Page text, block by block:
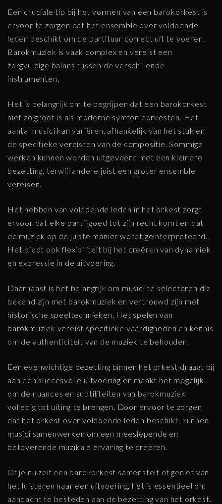
Een cruciale tip bij het vormen van een barokorkest is
ervoor te zorgen dat het ensemble over voldoende
leden beschikt om de partituur correct uit te voeren.
Barokmuziek is vaak complex en vereist een
zorgvuldige balans tussen de verschillende
instrumenten.
Het is belangrijk om te begrijpen dat een barokorkest
niet zo groot is als moderne symfonieorkesten. Het
aantal musici kan variëren, afhankelijk van het stuk en
de specifieke vereisten van de compositie. Sommige
werken kunnen worden uitgevoerd met een kleinere
bezetting, terwijl andere juist een groter ensemble
vereisen.
Het hebben van voldoende leden in het orkest zorgt
ervoor dat elke partij goed tot zijn recht komt en dat
de muziek op de juiste manier wordt geïnterpreteerd.
Het biedt ook flexibiliteit bij het creëren van dynamiek
en expressie in de uitvoering.
Daarnaast is het belangrijk om musici te selecteren die
bekend zijn met barokmuziek en vertrouwd zijn met
historische speeltechnieken. Het spelen van
barokmuziek vereist specifieke vaardigheden en kennis
om de authenticiteit van de muziek te behouden.
Een evenwichtige bezetting binnen het orkest draagt bij
aan een succesvolle uitvoering en maakt het mogelijk
om de nuances en subtiliteiten van barokmuziek
volledig tot uiting te brengen. Door ervoor te zorgen
dat het orkest over voldoende leden beschikt, kunnen
musici samenwerken om een meeslepende en
betoverende muzikale ervaring te creëren.
Of je nu zelf een barokorkest samenstelt of geniet van
het luisteren naar een uitvoering, het is essentieel om
aandacht te besteden aan de bezetting van het orkest.